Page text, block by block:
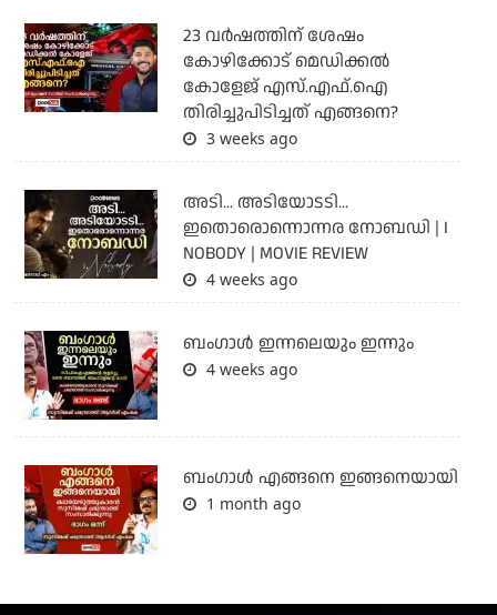
23 വർഷത്തിന് ശേഷം
കോഴിക്കോട് മെഡിക്കൽ
കോളേജ് എസ്.എഫ്.ഐ
തിരിച്ചുപിടിച്ചത് എങ്ങനെ?
3 weeks ago
അടി... അടിയോടടി...
ഇതൊരൊന്നൊന്നര നോബഡി | I
NOBODY | MOVIE REVIEW
4 weeks ago
ബംഗാള്‍ ഇന്നലെയും ഇന്നും
4 weeks ago
ബം​ഗാൾ എങ്ങനെ ഇങ്ങനെയായി
1 month ago